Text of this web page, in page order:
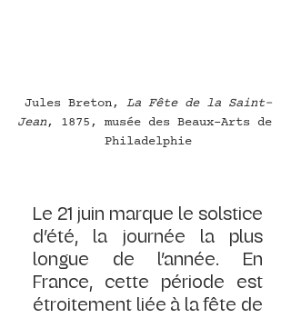
Jules Breton, La Fête de la Saint-
Jean, 1875, musée des Beaux-Arts de
Philadelphie
Le 21 juin marque le solstice
d’été, la journée la plus
longue de l’année. En
France, cette période est
étroitement liée à la fête de